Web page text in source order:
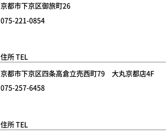
京都市下京区御旅町26
075-221-0854
住所 TEL
京都市下京区四条高倉立売西町79 大丸京都店4F
075-257-6458
住所 TEL